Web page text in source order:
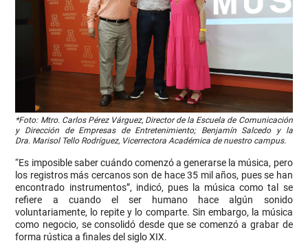
*Foto: Mtro. CarlosPérez Várguez, Director de la Escuela de Comunicación
y Dirección de Empresas de Entretenimiento; Benjamín Salcedo y la
Dra. Marisol TelloRodríguez, Vicerrectora Académica de nuestro campus.
“Es imposible saber cuándo comenzó a generarse la música, pero
los registros más cercanos son de hace 35 mil años, pues se han
encontrado instrumentos”, indicó, pues la música como tal se
refiere a cuando el ser humano hace algún sonido
voluntariamente, lo repite y lo comparte. Sin embargo, la música
como negocio, se consolidó desde que se comenzó a grabar de
forma rústica a finales del siglo XIX.